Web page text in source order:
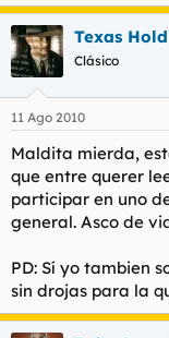
Texas
Clásico
11 Ago 2010
Maldita mierda,
que entre querer
participar en uno
general. Asco de
PD: Sí yo tambien
sin drojas para la